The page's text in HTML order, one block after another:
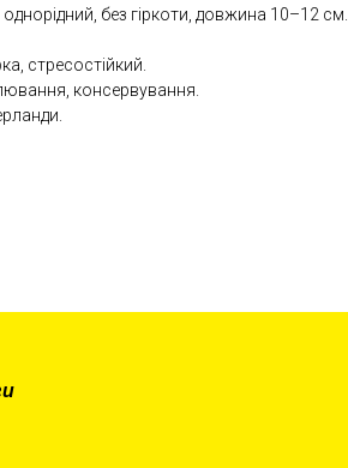
без гіркоти, довжина 10–12 см.
стресостійкий.
консервування.